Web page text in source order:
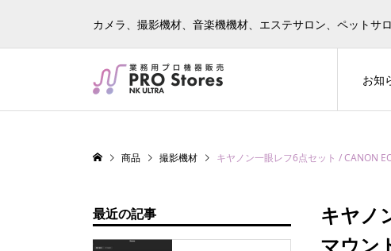
カメラ、撮影機材、音楽機機材、エステサロン、ペットサ
お知
商品 撮影機材 キヤノン一眼レフ6点セット / CANON EOS
キヤノ
マウン
最近の記事